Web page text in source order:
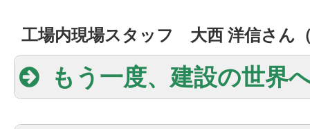
工場内現場スタッフ 大西 洋信さん
もう一度、建設の世界